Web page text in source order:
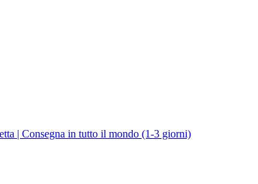
| Consegna in tutto il mondo (1-3 giorni)